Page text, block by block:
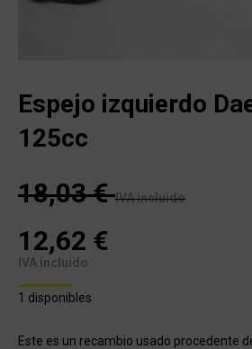
Espejo izquierdo
125cc
18,03€ IVA incluido
12,62 €
IVA incluido
1 disponibles
Este es un recambio usado procedente